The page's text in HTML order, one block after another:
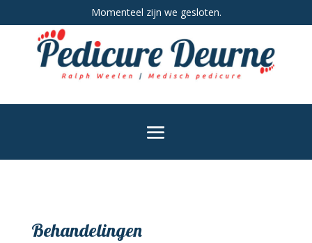
Momenteel zijn we gesloten.
Behandelingen